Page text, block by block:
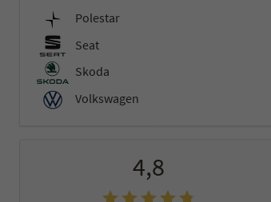
Polestar
Seat
Skoda
Volkswagen
4,8